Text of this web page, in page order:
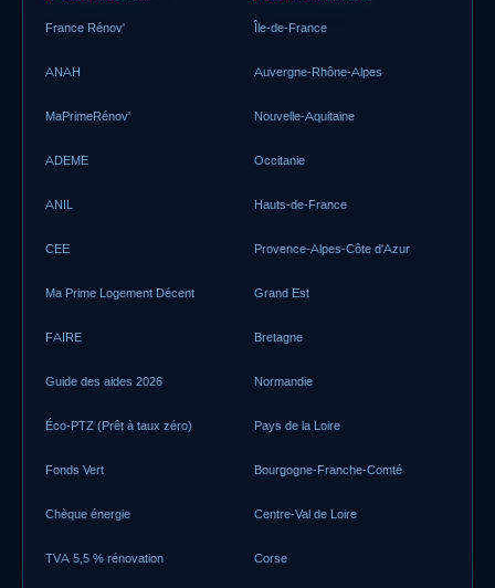
France Rénov'
ANAH
MaPrimeRénov'
ADEME
ANIL
CEE
Ma Prime Logement Décent
FAIRE
Guide des aides 2026
Éco-PTZ (Prêt à taux zéro)
Fonds Vert
Chèque énergie
TVA 5,5 % rénovation
Île-de-France
Auvergne-Rhône-Alpes
Nouvelle-Aquitaine
Occitanie
Hauts-de-France
Provence-Alpes-Côte d'Azur
Grand Est
Bretagne
Normandie
Pays de la Loire
Bourgogne-Franche-Comté
Centre-Val de Loire
Corse